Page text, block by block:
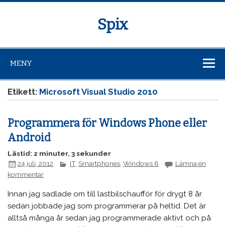
Spix
MENY
Etikett: Microsoft Visual Studio 2010
Programmera för Windows Phone eller
Android
Lästid: 2 minuter, 3 sekunder
24 juli, 2012
IT, Smartphones,Windows 8
Lämna en
kommentar
Innan jag sadlade om till lastbilschaufför för drygt 8 år
sedan jobbade jag som programmerar på heltid. Det är
alltså många år sedan jag programmerade aktivt och på